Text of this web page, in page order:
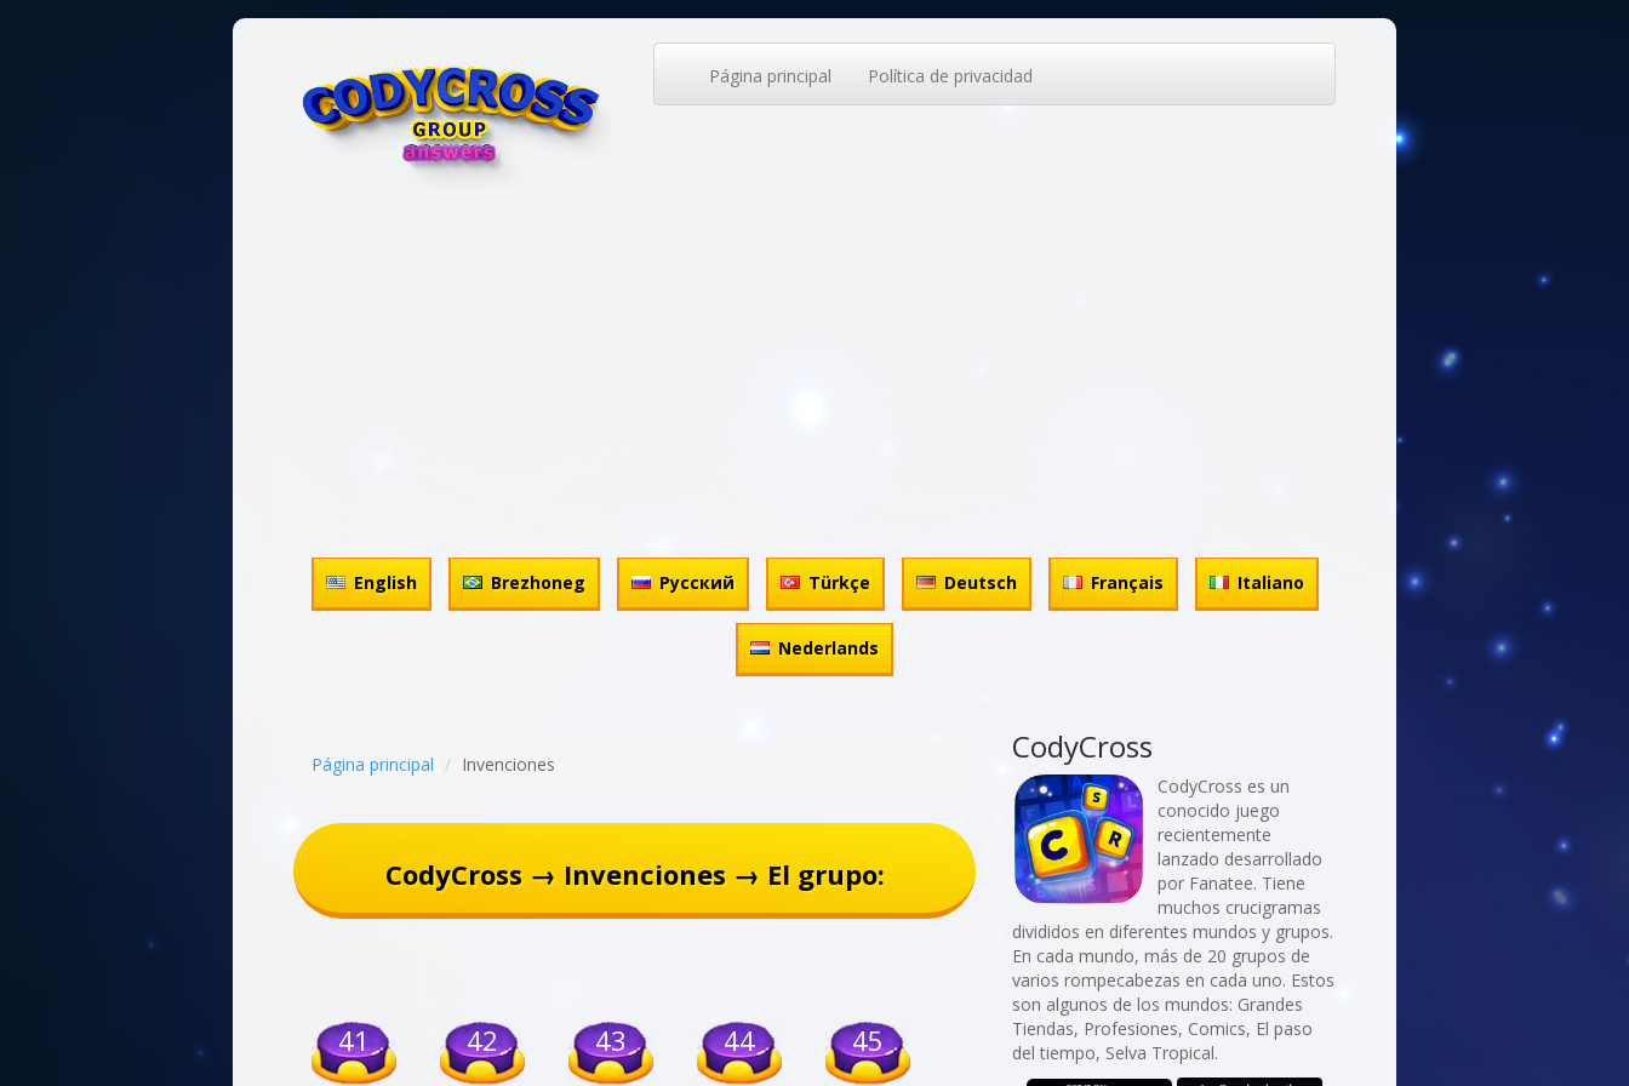
Página principal Política de privacidad
English Brezhoneg Русский Türkçe Deutsch Français Italiano
Nederlands
Página principal Invenciones
CodyCross → Invenciones → El grupo:
41 42 43 44 45
CodyCross
CodyCross es un
conocido juego
recientemente
lanzado desarrollado
por Fanatee. Tiene
muchos crucigramas
divididos en diferentes mundos y grupos.
En cada mundo, más de 20 grupos de
varios rompecabezas en cada uno. Estos
son algunos de los mundos: Grandes
Tiendas, Profesiones, Comics, El paso
del tiempo, Selva Tropical.